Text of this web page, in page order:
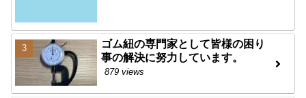
ゴム紐の専門家として皆様の困り
事の解決に努力しています。
879 views